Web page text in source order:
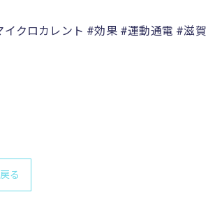
クロカレント #効果 #運動通電 #滋
る